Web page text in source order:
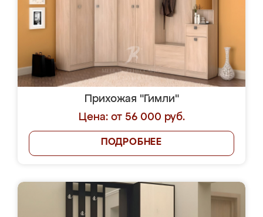
Прихожая "Гимли"
Цена: от 56 000 руб.
ПОДРОБНЕЕ